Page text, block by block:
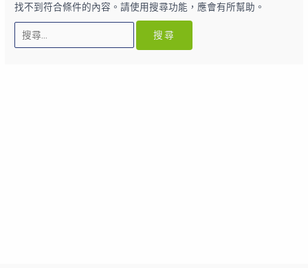
找不到符合條件的內容。請使用搜尋功能，應會有所幫助。